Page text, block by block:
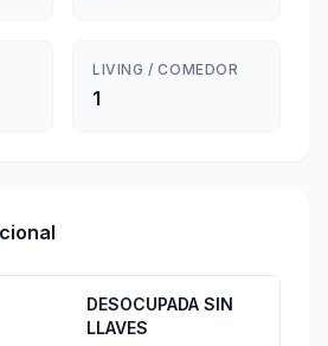
LIVING / COMEDOR
1
DESOCUPADA SIN
LLAVES